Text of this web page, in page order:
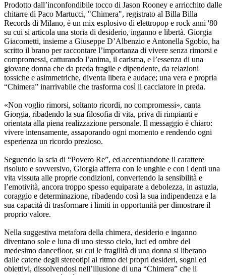
Prodotto dall’inconfondibile tocco di Jason Rooney e arricchito dalle
chitarre di Paco Martucci, "Chimera", registrato al Billa Billa
Records di Milano, è un mix esplosivo di elettropop e rock anni '80
su cui si articola una storia di desiderio, inganno e libertà. Giorgia
Giacometti, insieme a Giuseppe D’Albenzio e Antonella Sgobio, ha
scritto il brano per raccontare l’importanza di vivere senza rimorsi e
compromessi, catturando l’anima, il carisma, e l’essenza di una
giovane donna che da preda fragile e dipendente, da relazioni
tossiche e asimmetriche, diventa libera e audace; una vera e propria
“Chimera” inarrivabile che trasforma così il cacciatore in preda.
«Non voglio rimorsi, soltanto ricordi, no compromessi», canta
Giorgia, ribadendo la sua filosofia di vita, priva di rimpianti e
orientata alla piena realizzazione personale. Il messaggio è chiaro:
vivere intensamente, assaporando ogni momento e rendendo ogni
esperienza un ricordo prezioso.
Seguendo la scia di “Povero Re”, ed accentuandone il carattere
risoluto e sovversivo, Giorgia afferra con le unghie e con i denti una
vita vissuta alle proprie condizioni, convertendo la sensibilità e
l’emotività, ancora troppo spesso equiparate a debolezza, in astuzia,
coraggio e determinazione, ribadendo così la sua indipendenza e la
sua capacità di trasformare i limiti in opportunità per dimostrare il
proprio valore.
Nella suggestiva metafora della chimera, desiderio e inganno
diventano sole e luna di uno stesso cielo, luci ed ombre del
medesimo dancefloor, su cui le fragilità di una donna si liberano
dalle catene degli stereotipi al ritmo dei propri desideri, sogni ed
obiettivi, dissolvendosi nell’illusione di una “Chimera” che il